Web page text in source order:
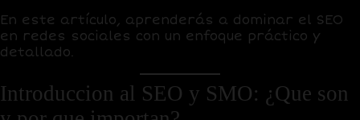
En este artículo, aprenderás a dominar el SEO
en redes sociales con un enfoque práctico y
detallado.
Introduccion al SEO y SMO: ¿Que son